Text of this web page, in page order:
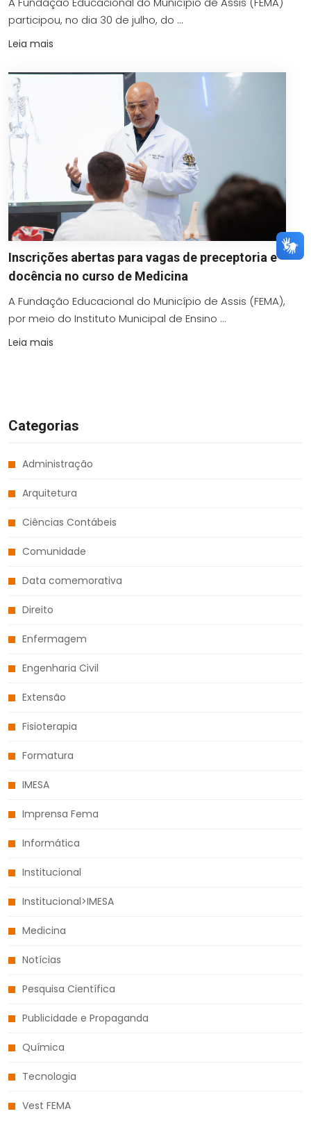
participou, no dia 30 de julho, do ...
Leia mais
Inscrições abertas para vagas de preceptoria e
docência no curso de Medicina
A Fundação Educacional do Município de Assis (FEMA),
por meio do Instituto Municipal de Ensino ...
Leia mais
Categorias
Administração
Arquitetura
Ciências Contábeis
Comunidade
Data comemorativa
Direito
Enfermagem
Engenharia Civil
Extensão
Fisioterapia
Formatura
IMESA
Imprensa Fema
Informática
Institucional
Institucional>IMESA
Medicina
Notícias
Pesquisa Científica
Publicidade e Propaganda
Química
Tecnologia
Vest FEMA